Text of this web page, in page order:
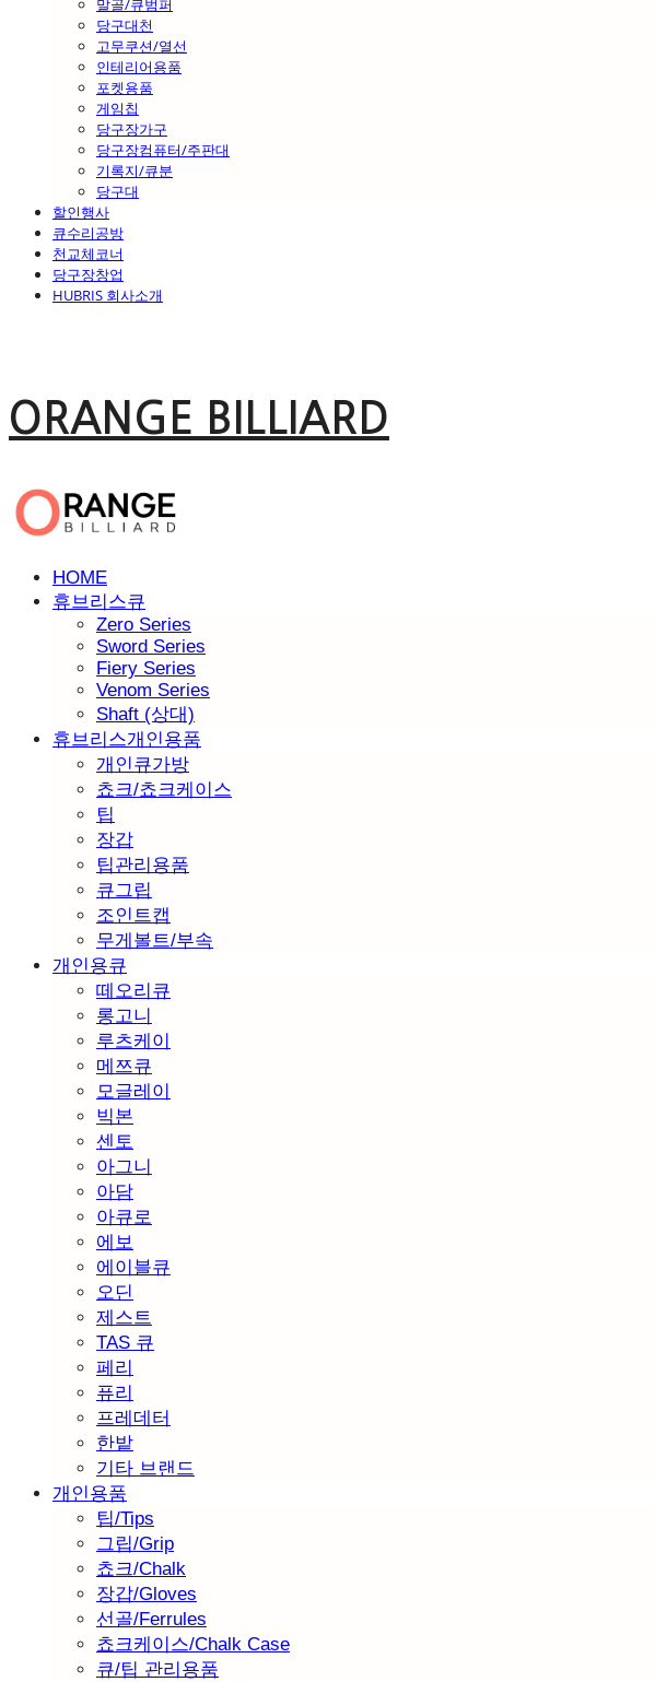
말골/큐범퍼
당구대천
고무쿠션/열선
인테리어용품
포켓용품
게임칩
당구장가구
당구장컴퓨터/주판대
기록지/큐분
당구대
할인행사
큐수리공방
천교체코너
당구장창업
HUBRIS 회사소개
ORANGE BILLIARD
HOME
휴브리스큐
Zero Series
Sword Series
Fiery Series
Venom Series
Shaft (상대)
휴브리스개인용품
개인큐가방
쵸크/쵸크케이스
팁
장갑
팁관리용품
큐그립
조인트캡
무게볼트/부속
개인용큐
떼오리큐
롱고니
루츠케이
메쯔큐
모글레이
빅본
센토
아그니
아담
아큐로
에보
에이블큐
오딘
제스트
TAS 큐
페리
퓨리
프레데터
한밭
기타 브랜드
개인용품
팁/Tips
그립/Grip
쵸크/Chalk
장갑/Gloves
선골/Ferrules
쵸크케이스/Chalk Case
큐/팁 관리용품